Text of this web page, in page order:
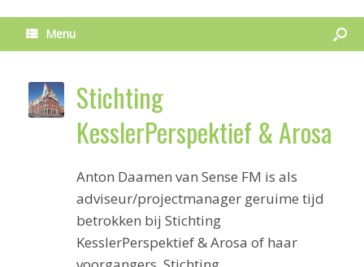
Menu
Stichting
KesslerPerspektief & Arosa
Anton Daamen van Sense FM is als
adviseur/projectmanager geruime tijd
betrokken bij Stichting
KesslerPerspektief & Arosa of haar